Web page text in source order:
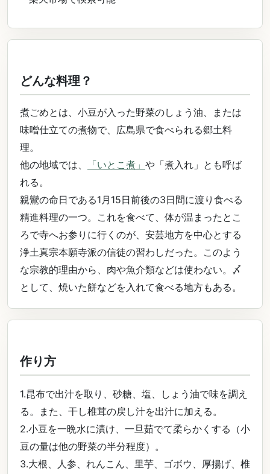
どんな料理？
煮ごめとは、小豆が入った野菜のしょう油、または
味噌仕立ての煮物で、広島県で食べられる郷土料
理。
他の地域では、
「いとこ煮」 や「煮入れ」とも呼ば
れる。
親鸞の命日である1月15日前後の3日間に渡り食べる
精進料理の一つ。これを食べて、体が温まったとこ
ろで寺へお参りに行くのが、安芸地方を中心とする
浄土真宗本願寺派の信徒の習わしだった。このよう
な宗教的理由から、肉や魚介類などは使わない。〆
として、焼いた餅などを入れて食べる地方もある。
作り方
1.昆布で出汁を取り、砂糖、塩、しょう油で味を調え
る。また、干し椎茸の戻し汁を出汁に加える。
2.小豆を一晩水に漬け、一旦茹でて柔らかくする（小
豆の量は他の野菜の半分程度）。
3.大根、人参、れんこん、里芋、ゴボウ、厚揚げ、椎